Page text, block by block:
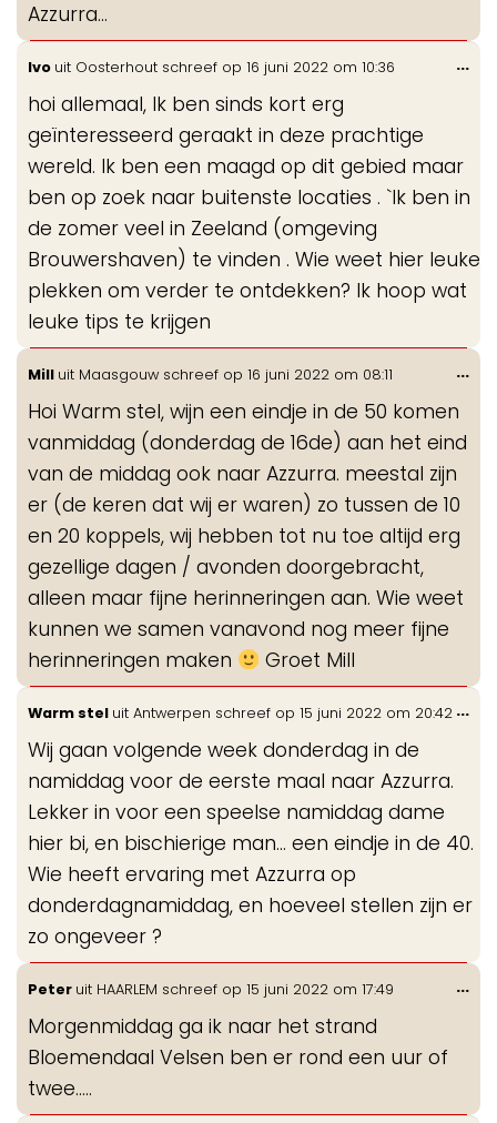
Azzurra...
Ivo uit Oosterhout schreef op 16 juni 2022 om 10:36
hoi allemaal, Ik ben sinds kort erg
geïnteresseerd geraakt in deze prachtige
wereld. Ik ben een maagd op dit gebied maar
ben op zoek naar buitenste locaties . `Ik ben in
de zomer veel in Zeeland (omgeving
Brouwershaven) te vinden . Wie weet hier leuke
plekken om verder te ontdekken? Ik hoop wat
leuke tips te krijgen
...
Mill uit Maasgouw schreef op 16 juni 2022 om 08:11
Hoi Warm stel, wijn een eindje in de 50 komen
vanmiddag (donderdag de 16de) aan het eind
van de middag ook naar Azzurra. meestal zijn
er (de keren dat wij er waren) zo tussen de 10
en 20 koppels, wij hebben tot nu toe altijd erg
gezellige dagen / avonden doorgebracht,
alleen maar fijne herinneringen aan. Wie weet
kunnen we samen vanavond nog meer fijne
herinneringen maken
Groet Mill
...
Warm stel uit Antwerpen schreef op 15 juni 2022 om 20:42
Wij gaan volgende week donderdag in de
namiddag voor de eerste maal naar Azzurra.
Lekker in voor een speelse namiddag dame
hier bi, en bischierige man... een eindje in de 40.
Wie heeft ervaring met Azzurra op
donderdagnamiddag, en hoeveel stellen zijn er
zo ongeveer ?
...
Peter uit HAARLEM schreef op 15 juni 2022 om 17:49
Morgenmiddag ga ik naar het strand
Bloemendaal Velsen ben er rond een uur of
twee.....
...